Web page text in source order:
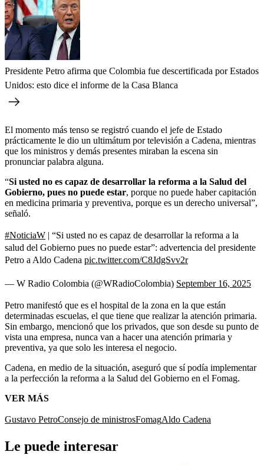
Presidente Petro afirma que Colombia fue descertificada por Estados
Unidos: esto dice el informe de la Casa Blanca
El momento más tenso se registró cuando el jefe de Estado
prácticamente le dio un ultimátum por televisión a Cadena, mientras
que los ministros y demás presentes miraban la escena sin
pronunciar palabra alguna.
“Si usted no es capaz de desarrollar la reforma a la Salud del
Gobierno, pues no puede estar, porque no puede haber capitación
en medicina primaria y preventiva, porque es un derecho universal”,
señaló.
#NoticiaW | “Si usted no es capaz de desarrollar la reforma a la
salud del Gobierno pues no puede estar”: advertencia del presidente
Petro a Aldo Cadena pic.twitter.com/C8JdgSvv2r
— W Radio Colombia (@WRadioColombia) September 16, 2025
Petro manifestó que es el hospital de la zona en la que están
determinadas escuelas, el que tiene que realizar la atención primaria.
Sin embargo, mencionó que los privados, que son desde su punto de
vista una empresa, nunca van a hacer una atención primaria y
preventiva, ya que solo les interesa el negocio.
Cadena, en medio de la situación, aseguró que sí podía implementar
a la perfección la reforma a la Salud del Gobierno en el Fomag.
VER MÁS
Gustavo PetroConsejo de ministrosFomagAldo Cadena
Le puede interesar